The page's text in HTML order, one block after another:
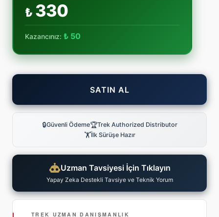
₺ 330
Kazancınız: ₺ 50
SATIN AL
🔒Güvenli Ödeme🏆Trek Authorized Distributor
🏋İlk Sürüşe Hazır
Uzman Tavsiyesi İçin Tıklayın
Yapay Zeka Destekli Tavsiye ve Teknik Yorum
TREK UZMAN DANIŞMANLIK